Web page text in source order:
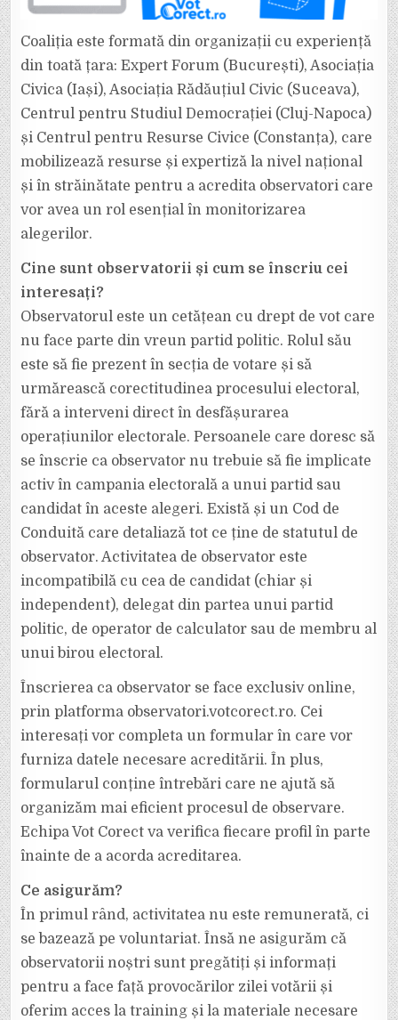
Coaliția este formată din organizații cu experiență
din toată țara: Expert Forum (București), Asociația
Civica (Iași), Asociația Rădăuțiul Civic (Suceava),
Centrul pentru Studiul Democrației (Cluj-Napoca)
și Centrul pentru Resurse Civice (Constanța), care
mobilizează resurse și expertiză la nivel național
și în străinătate pentru a acredita observatori care
vor avea un rol esențial în monitorizarea
alegerilor.
Cine sunt observatorii și cum se înscriu cei
interesați?
Observatorul este un cetățean cu drept de vot care
nu face parte din vreun partid politic. Rolul său
este să fie prezent în secția de votare și să
urmărească corectitudinea procesului electoral,
fără a interveni direct în desfășurarea
operațiunilor electorale. Persoanele care doresc să
se înscrie ca observator nu trebuie să fie implicate
activ în campania electorală a unui partid sau
candidat în aceste alegeri. Există și un Cod de
Conduită care detaliază tot ce ține de statutul de
observator. Activitatea de observator este
incompatibilă cu cea de candidat (chiar și
independent), delegat din partea unui partid
politic, de operator de calculator sau de membru al
unui birou electoral.
Înscrierea ca observator se face exclusiv online,
prin platforma observatori.votcorect.ro. Cei
interesați vor completa un formular în care vor
furniza datele necesare acreditării. În plus,
formularul conține întrebări care ne ajută să
organizăm mai eficient procesul de observare.
Echipa Vot Corect va verifica fiecare profil în parte
înainte de a acorda acreditarea.
Ce asigurăm?
În primul rând, activitatea nu este remunerată, ci
se bazează pe voluntariat. Însă ne asigurăm că
observatorii noștri sunt pregătiți și informați
pentru a face față provocărilor zilei votării și
oferim acces la training și la materiale necesare